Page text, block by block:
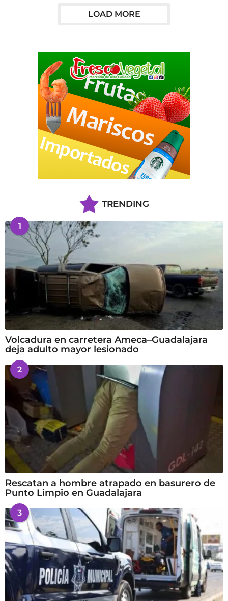
o
o
LOAD MORE
TRENDING
1
Volcadura en carretera Ameca–Guadalajara
deja adulto mayor lesionado
2
Rescatan a hombre atrapado en basurero de
Punto Limpio en Guadalajara
3